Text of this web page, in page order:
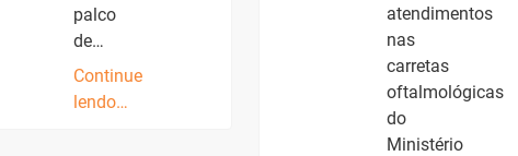
palco
de…
Continue
lendo…
atendimentos
nas
carretas
oftalmológicas
do
Ministério